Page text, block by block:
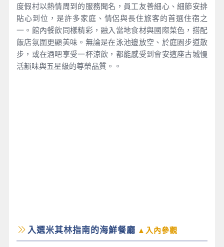
度假村以熱情周到的服務聞名，員工友善細心、細節安排
貼心到位，是許多家庭、情侶與長住旅客的首選住宿之
一。館內餐飲同樣精彩，融入當地食材與國際菜色，搭配
飯店氛圍更顯美味。無論是在泳池邊放空、於庭園步道散
步，或在酒吧享受一杯涼飲，都能感受到會安這座古城慢
活韻味與五星級的尊榮品質。。
入選米其林指南的海鮮餐廳 ▲入內參觀